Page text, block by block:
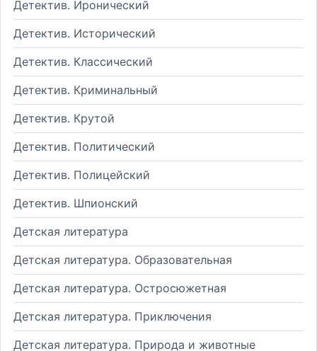
Детектив. Иронический
Детектив. Исторический
Детектив. Классический
Детектив. Криминальный
Детектив. Крутой
Детектив. Политический
Детектив. Полицейский
Детектив. Шпионский
Детская литература
Детская литература. Образовательная
Детская литература. Остросюжетная
Детская литература. Приключения
Детская литература. Природа и животные